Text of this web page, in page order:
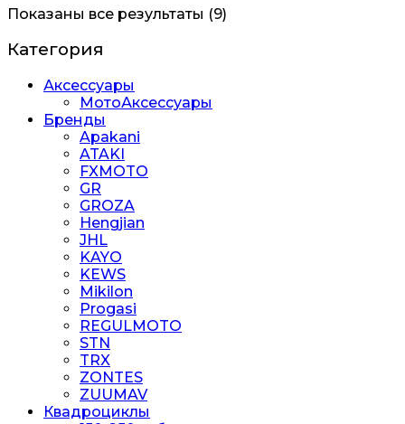
Показаны все результаты (9)
Категория
Аксессуары
МотоАксессуары
Бренды
Apakani
ATAKI
FXMOTO
GR
GROZA
Hengjian
JHL
KAYO
KEWS
Mikilon
Progasi
REGULMOTO
STN
TRX
ZONTES
ZUUMAV
Квадроциклы